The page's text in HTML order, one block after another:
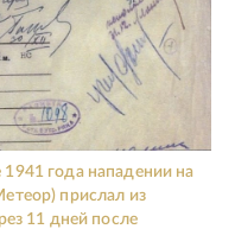
года нападении на
прислал из
11 дней после